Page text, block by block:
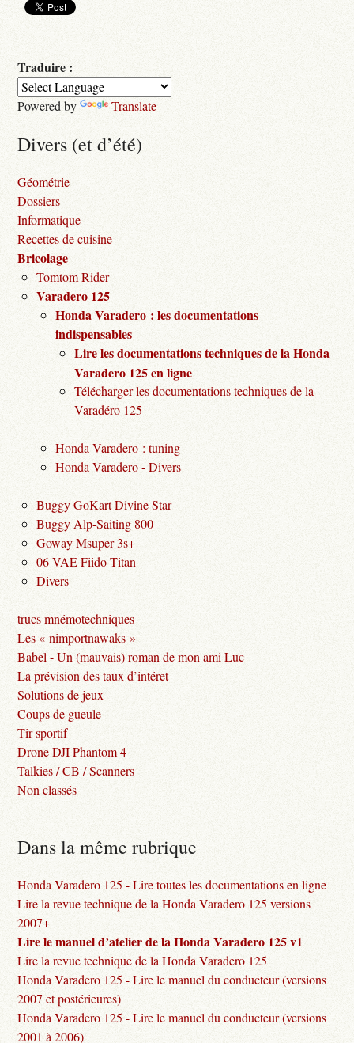
Traduire :
Powered by Translate
Divers (et d’été)
Géométrie
Dossiers
Informatique
Recettes de cuisine
Bricolage
Tomtom Rider
Varadero 125
Honda Varadero : les documentations
indispensables
Lire les documentations techniques de la Honda
Varadero 125 en ligne
Télécharger les documentations techniques de la
Varadéro 125
Honda Varadero : tuning
Honda Varadero - Divers
Buggy GoKart Divine Star
Buggy Alp-Saiting 800
Goway Msuper 3s+
06 VAE Fiido Titan
Divers
trucs mnémotechniques
Les « nimportnawaks »
Babel - Un (mauvais) roman de mon ami Luc
La prévision des taux d’intéret
Solutions de jeux
Coups de gueule
Tir sportif
Drone DJI Phantom 4
Talkies / CB / Scanners
Non classés
Dans la même rubrique
Honda Varadero 125 - Lire toutes les documentations en ligne
Lire la revue technique de la Honda Varadero 125 versions
2007+
Lire le manuel d’atelier de la Honda Varadero 125 v1
Lire la revue technique de la Honda Varadero 125
Honda Varadero 125 - Lire le manuel du conducteur (versions
2007 et postérieures)
Honda Varadero 125 - Lire le manuel du conducteur (versions
2001 à 2006)